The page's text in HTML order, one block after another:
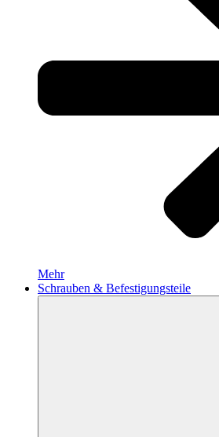
Mehr
Schrauben & Befestigungsteile